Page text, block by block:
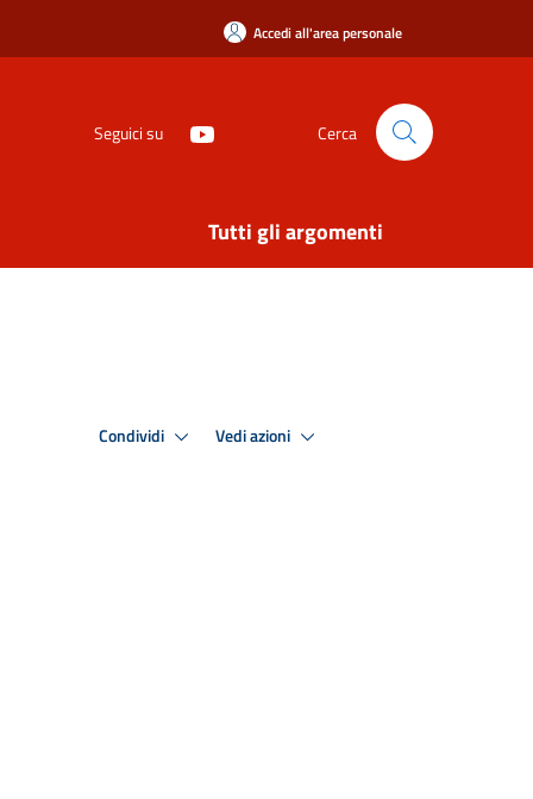
Accedi all'area personale
Seguici su Cerca
Tutti gli argomenti
Condividi Vedi azioni